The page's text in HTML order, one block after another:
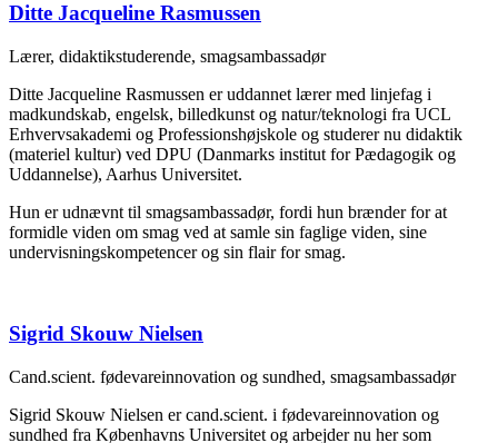
Ditte Jacqueline Rasmussen
Lærer, didaktikstuderende, smagsambassadør
Ditte Jacqueline Rasmussen er uddannet lærer med linjefag i
madkundskab, engelsk, billedkunst og natur/teknologi fra UCL
Erhvervsakademi og Professionshøjskole og studerer nu didaktik
(materiel kultur) ved DPU (Danmarks institut for Pædagogik og
Uddannelse), Aarhus Universitet.
Hun er udnævnt til smagsambassadør, fordi hun brænder for at
formidle viden om smag ved at samle sin faglige viden, sine
undervisningskompetencer og sin flair for smag.
Sigrid Skouw Nielsen
Cand.scient. fødevareinnovation og sundhed, smagsambassadør
Sigrid Skouw Nielsen er cand.scient. i fødevareinnovation og
sundhed fra Københavns Universitet og arbejder nu her som